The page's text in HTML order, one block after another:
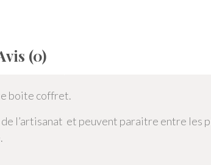
(0)
boite coffret.
l’artisanat et peuvent paraitre entre les